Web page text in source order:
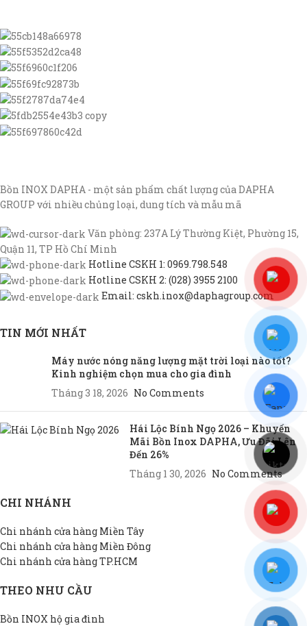
Bồn INOX DAPHA - một sản phẩm chất lượng của DAPHA
GROUP với nhiều chủng loại, dung tích và mẫu mã
Văn phòng: 237A Lý Thường Kiệt, Phường 15,
Quận 11, TP Hồ Chí Minh
Hotline CSKH 1: 0969.798.548
Hotline CSKH 2: (028) 3955 2100
Email: cskh.inox@daphagroup.com
TIN MỚI NHẤT
Máy nước nóng năng lượng mặt trời loại nào tốt?
Kinh nghiệm chọn mua cho gia đình
Tháng 3 18, 2026 No Comments
Hái Lộc Bính Ngọ 2026 – Khuyến
Mãi Bồn Inox DAPHA, Ưu Đãi Lên
Đến 26%
Tháng 1 30, 2026 No Comments
CHI NHÁNH
Chi nhánh cửa hàng Miền Tây
Chi nhánh cửa hàng Miền Đông
Chi nhánh cửa hàng TP.HCM
THEO NHU CẦU
Bồn INOX hộ gia đình